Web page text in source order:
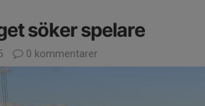
söker spelare
0 kommentarer